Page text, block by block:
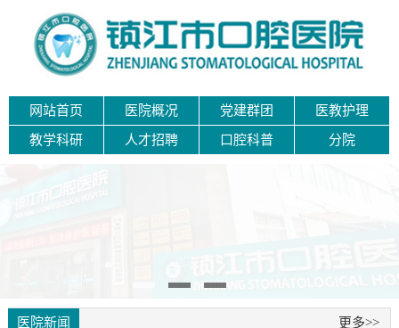
网站首页 医院概况 党建群团 医教护理
教学科研 人才招聘 口腔科普 分院
医院新闻 更多>>